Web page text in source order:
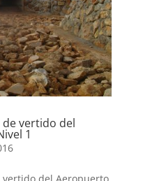
de vertido del
1